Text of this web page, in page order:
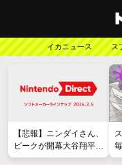
イカニュース ス
【悲報】ニンダイさん、
ピークが開幕大谷翔平の
がっかりダイレクトだっ